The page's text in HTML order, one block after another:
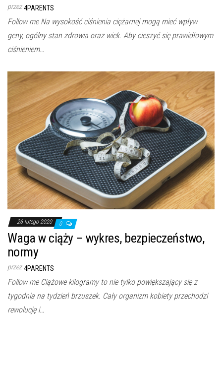
przez 4PARENTS
Follow me Na wysokość ciśnienia ciężarnej mogą mieć wpływ
geny, ogólny stan zdrowia oraz wiek. Aby cieszyć się prawidłowym
ciśnieniem…
26 lutego 2020 0
Waga w ciąży – wykres, bezpieczeństwo,
normy
przez 4PARENTS
Follow me Ciążowe kilogramy to nie tylko powiększający się z
tygodnia na tydzień brzuszek. Cały organizm kobiety przechodzi
rewolucję i…